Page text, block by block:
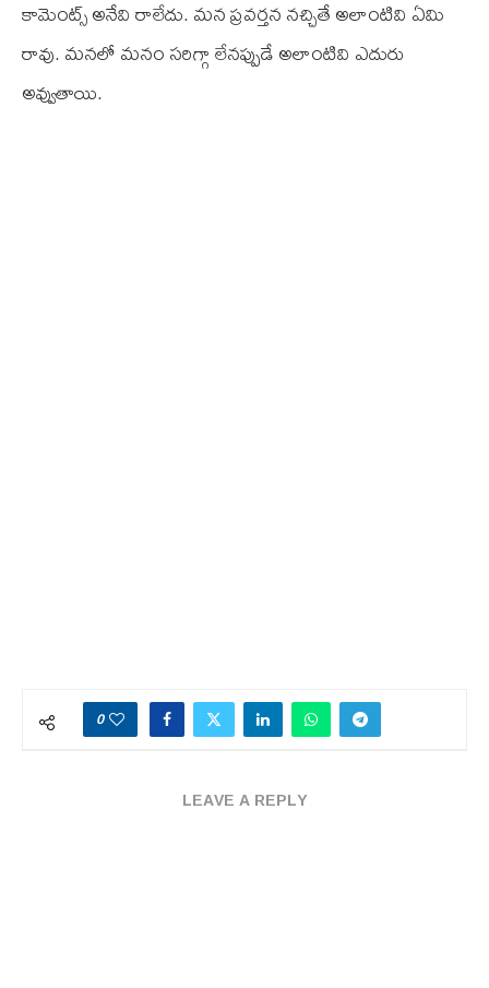
కామెంట్స్ అనేవి రాలేదు. మన ప్రవర్తన నచ్చితే అలాంటివి ఏమి
రావు. మనలో మనం సరిగ్గా లేనప్పుడే అలాంటివి ఎదురు
అవ్వుతాయి.
0
LEAVE A REPLY